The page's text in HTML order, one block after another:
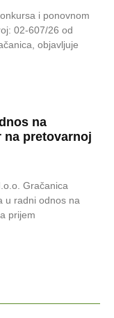
i ponovnom
02-607/26 od
objavljuje
na
na pretovarnoj
Gračanica
u radni odnos na
prijem